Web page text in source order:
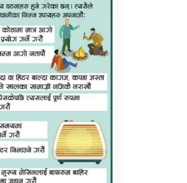
प्राविधि शिक्षालय जुम्लाको सुचना